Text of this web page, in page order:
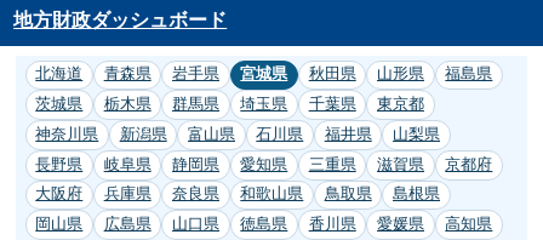
地方財政ダッシュボード
北海道 青森県 岩手県 宮城県 秋田県 山形県
福島県
茨城県
栃木県 群馬県 埼玉県 千葉県
東京都
神奈川県
新潟県 富山県 石川県 福井県
山梨県
長野県
岐阜県 静岡県 愛知県 三重県 滋賀県
京都府
大阪府
兵庫県 奈良県 和歌山県 鳥取県
島根県
岡山県
広島県 山口県 徳島県 香川県 愛媛県
高知県